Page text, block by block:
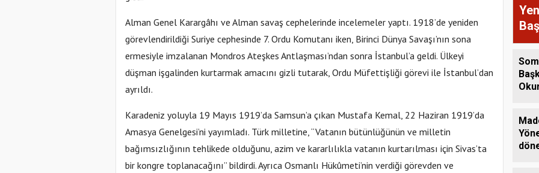
Alman Genel Karargâhı ve Alman savaş cephelerinde incelemeler yaptı. 1918’de yeniden
görevlendirildiği Suriye cephesinde 7. Ordu Komutanı iken, Birinci Dünya Savaşı’nın sona
ermesiyle imzalanan Mondros Ateşkes Antlaşması’ndan sonra İstanbul’a geldi. Ülkeyi
düşman işgalinden kurtarmak amacını gizli tutarak, Ordu Müfettişliği görevi ile İstanbul’dan
ayrıldı.
Karadeniz yoluyla 19 Mayıs 1919’da Samsun’a çıkan Mustafa Kemal, 22 Haziran 1919’da
Amasya Genelgesi’ni yayımladı. Türk milletine, “Vatanın bütünlüğünün ve milletin
bağımsızlığının tehlikede olduğunu, azim ve kararlılıkla vatanın kurtarılması için Sivas’ta
bir kongre toplanacağını” bildirdi. Ayrıca Osmanlı Hükûmeti’nin verdiği görevden ve